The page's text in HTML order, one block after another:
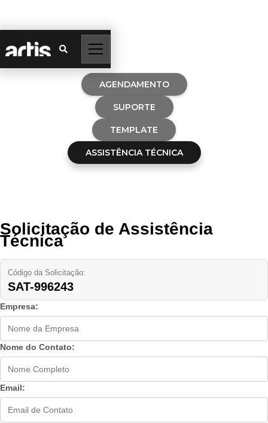

AGENDAMENTO
SUPORTE
TEMPLATE
ASSISTÊNCIA TÉCNICA
Solicitação de Assistência
Técnica
Código da Solicitação:
SAT-996243
Empresa:
Nome do Contato:
Email: